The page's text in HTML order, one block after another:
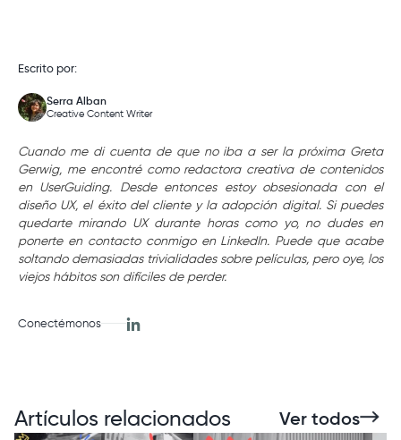
Escrito por:
Serra Alban
Creative Content Writer
Cuando me di cuenta de que no iba a ser la próxima Greta
Gerwig, me encontré como redactora creativa de contenidos
en UserGuiding. Desde entonces estoy obsesionada con el
diseño UX, el éxito del cliente y la adopción digital. Si puedes
quedarte mirando UX durante horas como yo, no dudes en
ponerte en contacto conmigo en LinkedIn. Puede que acabe
soltando demasiadas trivialidades sobre películas, pero oye, los
viejos hábitos son difíciles de perder.
Conectémonos
Artículos relacionados Ver todos